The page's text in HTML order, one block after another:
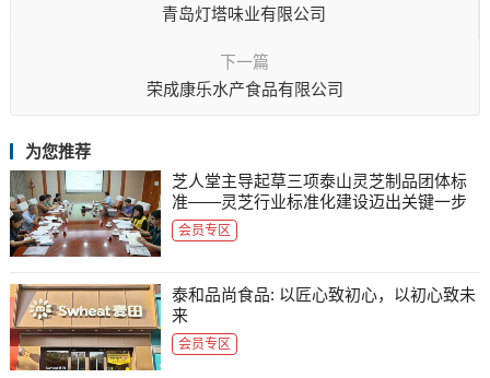
青岛灯塔味业有限公司
下一篇
荣成康乐水产食品有限公司
为您推荐
芝人堂主导起草三项泰山灵芝制品团体标
准——灵芝行业标准化建设迈出关键一步
会员专区
泰和品尚食品: 以匠心致初心，以初心致未
来
会员专区